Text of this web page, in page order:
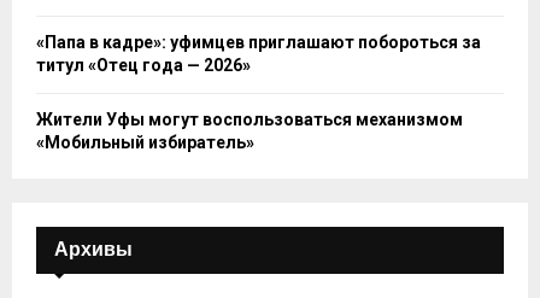
«Папа в кадре»: уфимцев приглашают побороться за
титул «Отец года — 2026»
Жители Уфы могут воспользоваться механизмом
«Мобильный избиратель»
Архивы